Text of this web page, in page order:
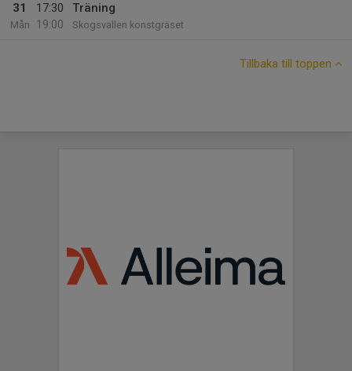
31
Mån
17:30
19:00
Träning
Skogsvallen konstgräset
Tillbaka till toppen